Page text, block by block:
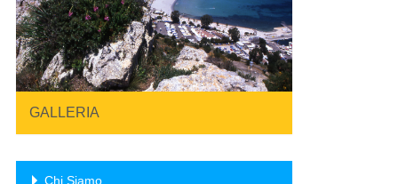
GALLERIA
Chi Siamo